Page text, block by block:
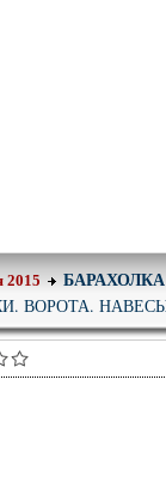
2015 БАРАХОЛКА
ВОРОТА.